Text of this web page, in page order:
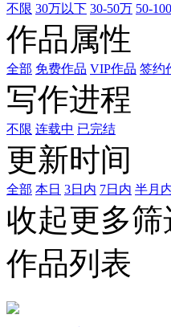
不限 30万以下 30-50万 50-
作品属性
全部 免费作品 VIP作品 签约
写作进程
不限 连载中 已完结
更新时间
全部 本日 3日内 7日内 半月
收起更多
作品列表